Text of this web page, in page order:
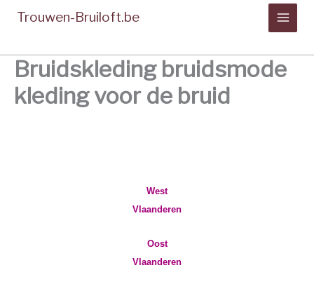
inhoud
Trouwen-Bruiloft.be
Bruidskleding bruidsmode
kleding voor de bruid
West
Vlaanderen
Oost
Vlaanderen